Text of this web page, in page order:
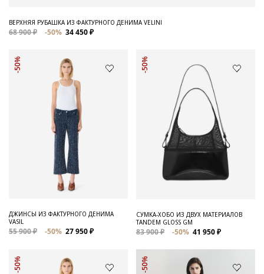
ВЕРХНЯЯ РУБАШКА ИЗ ФАКТУРНОГО ДЕНИМА VELINI
68 900 ₽ -50% 34 450 ₽
-50%
ДЖИНСЫ ИЗ ФАКТУРНОГО ДЕНИМА
VASIL
55 900 ₽ -50% 27 950 ₽
-50%
СУМКА-ХОБО ИЗ ДВУХ МАТЕРИАЛОВ
TANDEM GLOSS GM
83 900 ₽ -50% 41 950 ₽
-50% -50%